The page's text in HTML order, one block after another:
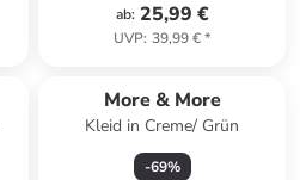
ab: 25,99 €
UVP: 39,99 €*
More & More
Kleid in Creme/ Grün
-69%